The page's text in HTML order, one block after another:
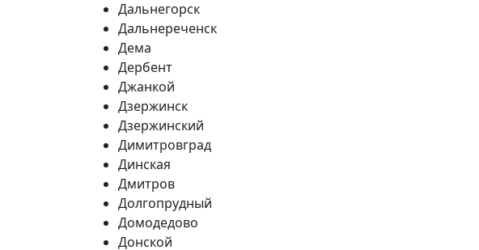
Дальнегорск
Дальнереченск
Дема
Дербент
Джанкой
Дзержинск
Дзержинский
Димитровград
Динская
Дмитров
Долгопрудный
Домодедово
Донской